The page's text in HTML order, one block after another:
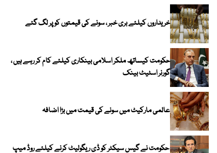
خریداروں کیلئے بری خبر ، سونے کی قیمتوں کو پر لگ گئے
حکومت کیساتھ ملکر اسلامی بینکاری کیلئے کام کر رہے ہیں ،
گورنر اسٹیٹ بینک
عالمی مارکیٹ میں سونے کی قیمت میں بڑا اضافہ
حکومت نے گیس سیکٹر کو ڈی ریگولیٹ کرنے کیلئے روڈ میپ